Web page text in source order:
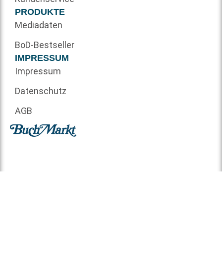
PRODUKTE
Mediadaten
BoD-Bestseller
IMPRESSUM
Impressum
Datenschutz
AGB